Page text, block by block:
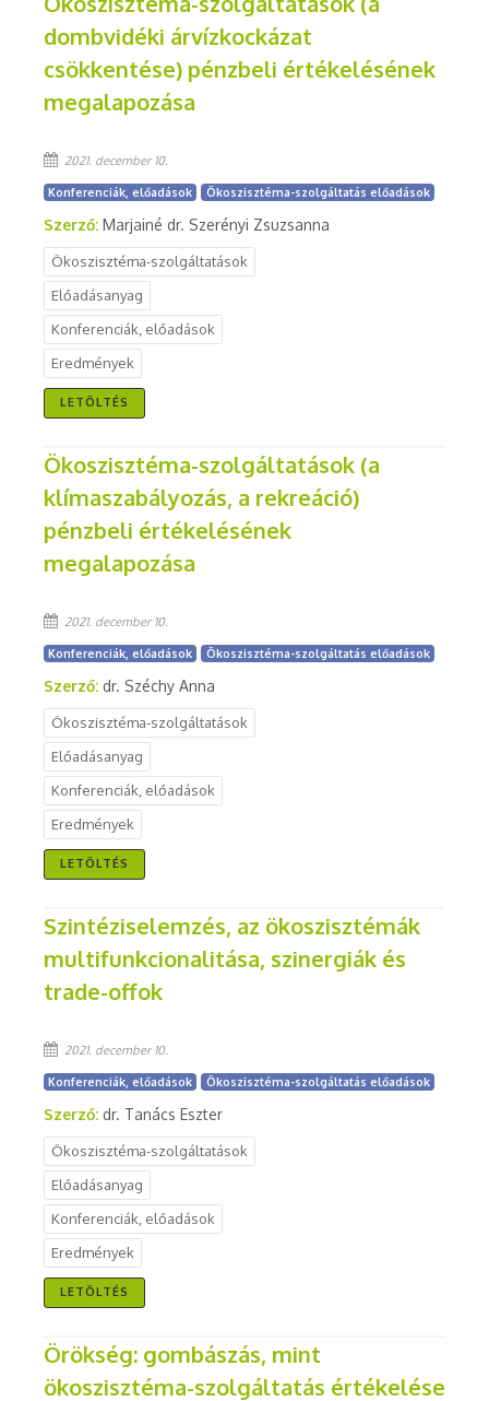
dombvidéki árvízkockázat
csökkentése) pénzbeli értékelésének
megalapozása
2021. december 10.
Konferenciák, előadások Ökoszisztéma-szolgáltatás előadások
Szerző: Marjainé dr. Szerényi Zsuzsanna
Ökoszisztéma-szolgáltatások
Előadásanyag
Konferenciák, előadások
Eredmények
LETÖLTÉS
Ökoszisztéma-szolgáltatások (a
klímaszabályozás, a rekreáció)
pénzbeli értékelésének
megalapozása
2021. december 10.
Konferenciák, előadások Ökoszisztéma-szolgáltatás előadások
Szerző: dr. Széchy Anna
Ökoszisztéma-szolgáltatások
Előadásanyag
Konferenciák, előadások
Eredmények
LETÖLTÉS
Szintéziselemzés, az ökoszisztémák
multifunkcionalitása, szinergiák és
trade-offok
2021. december 10.
Konferenciák, előadások Ökoszisztéma-szolgáltatás előadások
Szerző: dr. Tanács Eszter
Ökoszisztéma-szolgáltatások
Előadásanyag
Konferenciák, előadások
Eredmények
LETÖLTÉS
Örökség: gombászás, mint
ökoszisztéma-szolgáltatás értékelése